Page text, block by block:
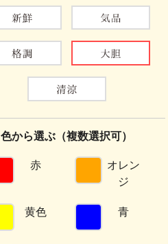
色から選ぶ（複数選択可）
赤
オレン
ジ
黄色
青